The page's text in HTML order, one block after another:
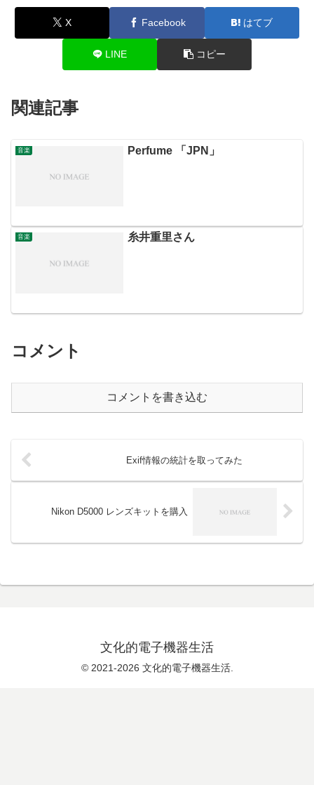
X Facebook はてブ
LINE コピー
関連記事
音楽 Perfume 「JPN」
音楽 糸井重里さん
コメント
コメントを書き込む
Exif情報の統計を取ってみた
Nikon D5000 レンズキットを購入
文化的電子機器生活
© 2021-2026 文化的電子機器生活.